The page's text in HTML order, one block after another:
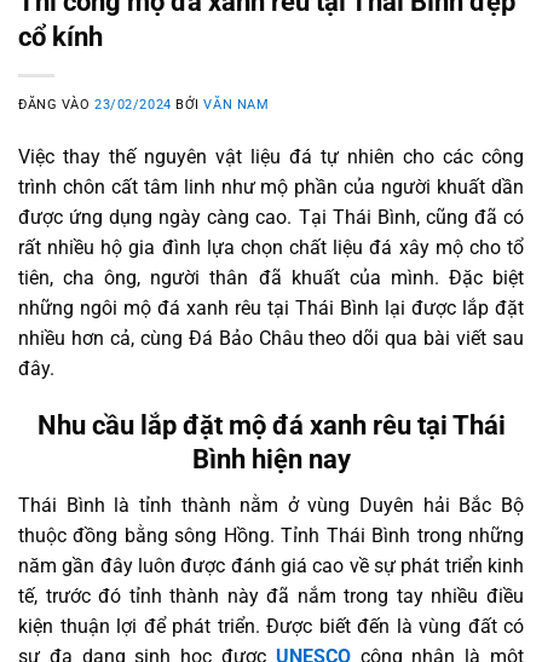
cổ kính
ĐĂNG VÀO23/02/2024 BỞIVĂN NAM
Việc thay thế nguyên vật liệu đá tự nhiên cho các công
trình chôn cất tâm linh như mộ phần của người khuất dần
được ứng dụng ngày càng cao. Tại Thái Bình, cũng đã có
rất nhiều hộ gia đình lựa chọn chất liệu đá xây mộ cho tổ
tiên, cha ông, người thân đã khuất của mình. Đặc biệt
những ngôi mộ đá xanh rêu tại Thái Bình lại được lắp đặt
nhiều hơn cả, cùng Đá Bảo Châu theo dõi qua bài viết sau
đây.
Nhu cầu lắp đặt mộ đá xanh rêu tại Thái
Bình hiện nay
Thái Bình là tỉnh thành nằm ở vùng Duyên hải Bắc Bộ
thuộc đồng bằng sông Hồng. Tỉnh Thái Bình trong những
năm gần đây luôn được đánh giá cao về sự phát triển kinh
tế, trước đó tỉnh thành này đã nắm trong tay nhiều điều
kiện thuận lợi để phát triển. Được biết đến là vùng đất có
sự đa dạng sinh học được UNESCOcông nhận là một